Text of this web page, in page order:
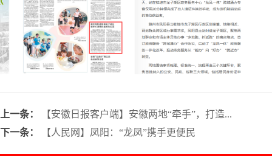
上一条：
【安徽日报客户端】安徽两地“牵手”，打造...
下一条：
【人民网】凤阳：“龙凤”携手更便民